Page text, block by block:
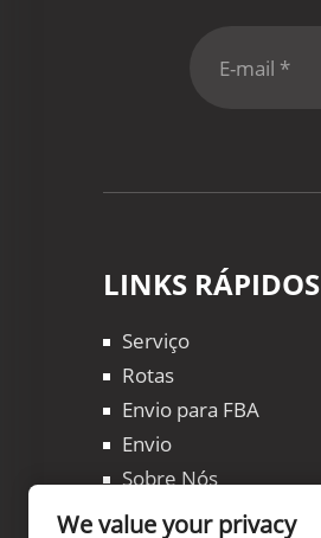
LINKS RÁPIDOS
Serviço
Rotas
Envio para FBA
Envio
Sobre Nós
Blogs
We value your privacy